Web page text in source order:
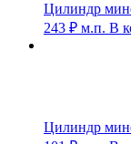
Цилиндр
243 ₽ м.п. В
Цилиндр